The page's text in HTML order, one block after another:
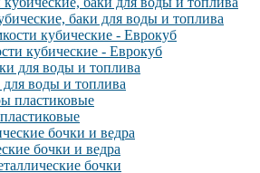
баки для воды и топлива
кубические - Еврокуб
для воды и топлива
бочки и ведра